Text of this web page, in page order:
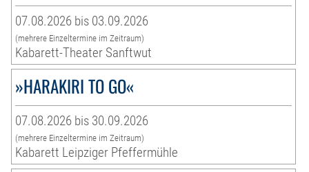
07.08.2026 bis 03.09.2026
(mehrere Einzeltermine im Zeitraum)
Kabarett-Theater Sanftwut
»HARAKIRI TO GO«
07.08.2026 bis 30.09.2026
(mehrere Einzeltermine im Zeitraum)
Kabarett Leipziger Pfeffermühle